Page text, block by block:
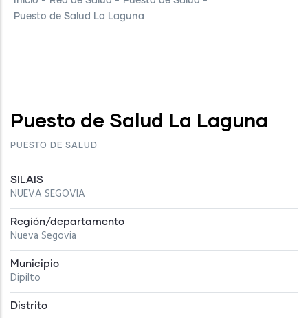
Puesto de Salud La Laguna
Puesto de Salud La Laguna
PUESTO DE SALUD
SILAIS
NUEVA SEGOVIA
Región/departamento
Nueva Segovia
Municipio
Dipilto
Distrito